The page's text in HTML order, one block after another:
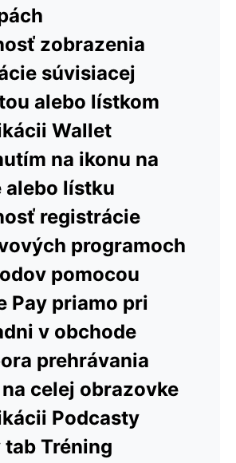
zobrazenia
súvisiacej
alebo lístkom
Wallet
na ikonu na
alebo lístku
registrácie
programoch
pomocou
Pay priamo pri
v obchode
prehrávania
celej obrazovke
Podcasty
tab Tréning